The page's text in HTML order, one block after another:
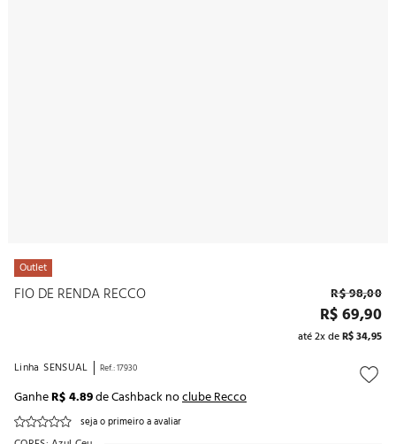
Outlet
FIO DE RENDA RECCO R$98,00
R$69,90
até2x deR$34,95
Linha SENSUAL Ref.:17930
GanheR$ 4.89de Cashback noclube Recco
seja o primeiro a avaliar